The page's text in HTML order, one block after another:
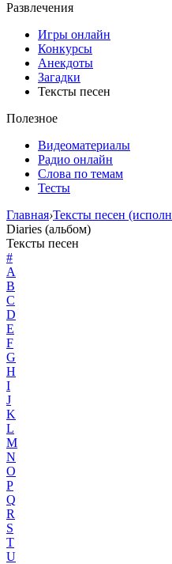
Развлечения
Игры онлайн
Конкурсы
Анекдоты
Загадки
Тексты песен
Полезное
Видеоматериалы
Радио онлайн
Слова по темам
Тесты
Главная›Тексты песен
Diaries (альбом)
Тексты песен
#
A
B
C
D
E
F
G
H
I
J
K
L
M
N
O
P
Q
R
S
T
U